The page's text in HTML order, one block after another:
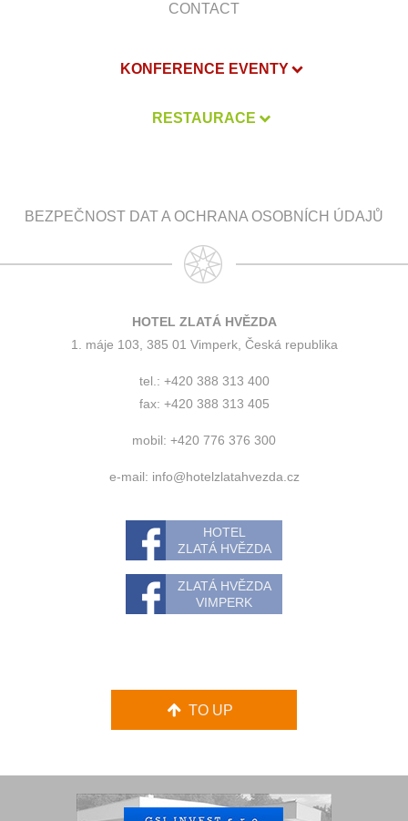
CONTACT
KONFERENCE EVENTY
RESTAURACE
BEZPEČNOST DAT A OCHRANA OSOBNÍCH ÚDAJŮ
HOTEL ZLATÁ HVĚZDA
1. máje 103, 385 01 Vimperk, Česká republika
tel.: +420 388 313 400
fax: +420 388 313 405
mobil: +420 776 376 300
e-mail: info@hotelzlatahvezda.cz
HOTEL
ZLATÁ HVĚZDA
ZLATÁ HVĚZDA
VIMPERK
TO UP